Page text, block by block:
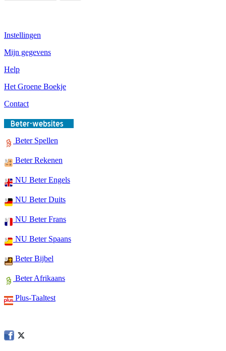
Instellingen
Mijn gegevens
Help
Het Groene Boekje
Contact
Beter Spellen
Beter Rekenen
NU Beter Engels
NU Beter Duits
NU Beter Frans
NU Beter Spaans
Beter Bijbel
Beter Afrikaans
Plus-Taaltest